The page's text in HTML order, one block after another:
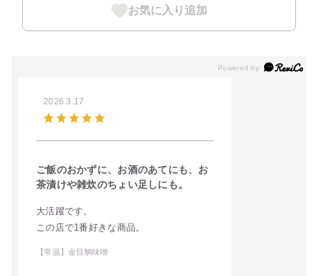
お気に入り追加
2026.3.17
ご飯のおかずに、お酒のあてにも、お
茶漬けや雑炊のちょい足しにも。
大活躍です。
この店で1番好きな商品。
【常温】金目鯛味噌